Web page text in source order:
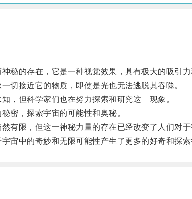
的存在，它是一种视觉效果，具有极大的吸引力
接近它的物质，即使是光也无法逃脱其吞噬。
但科学家们也在努力探索和研究这一现象。
，探索宇宙的可能性和奥秘。
限，但这一神秘力量的存在已经改变了人们对于
中的奇妙和无限可能性产生了更多的好奇和探索